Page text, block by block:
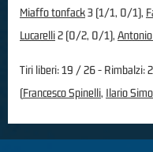
Miaffo tonfack3 (1/1, 0/1),
Lucarelli2 (0/2, 0/1),
Tiri liberi: 19 / 26 - Rimbalzi:
(Francesco Spinelli, Ilario